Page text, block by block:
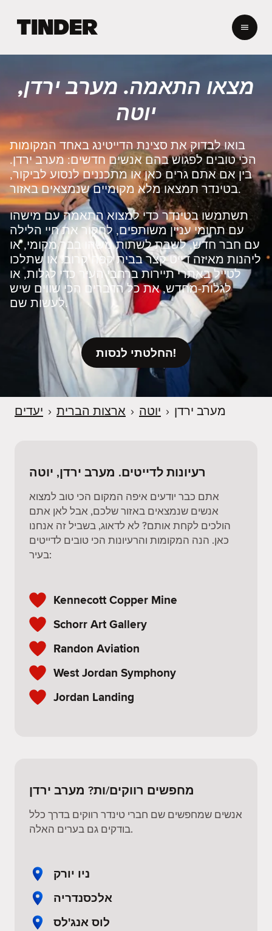
ת
י
נ
ד
ר
מצאו התאמה. מערב ירדן,
יוטה
בואו לבדוק את סצינת הדייטינג באחד המקומות
הכי טובים לפגוש בהם אנשים חדשים: מערב ירדן.
בין אם אתם גרים כאן או מתכננים לנסוע לביקור,
בטינדר תמצאו מלא מקומיים שנמצאים באזור.
תשתמשו בטינדר כדי למצוא התאמה עם מישהו
עם תחומי עניין משותפים, לחקור את חיי הלילה
עם חבר חדש, לשבת לשתות משהו בבר מקומי, או
ליהנות מאיזה דייט קצר בבית קפה קרוב. או שתלכו
לטייל באתרי תיירות ברחבי העיר כדי לגלות, או
לגלות‑מחדש, את כל הדברים הכי שווים שיש
לעשות שם.
החלטתי לנסות!
יעדים › ארצות הברית › יוטה › מערב ירדן
רעיונות לדייטים. מערב ירדן, יוטה
אתם כבר יודעים איפה המקום הכי טוב למצוא
אנשים שנמצאים באזור שלכם, אבל לאן אתם
הולכים לקחת אותם? לא לדאוג, בשביל זה אנחנו
כאן. הנה המקומות והרעיונות הכי טובים לדייטים
בעיר:
Kennecott Copper Mine
Schorr Art Gallery
Randon Aviation
West Jordan Symphony
Jordan Landing
מחפשים רווקים/ות? מערב ירדן
אנשים שמחפשים שם חברי טינדר רווקים בדרך כלל
בודקים גם בערים האלה.
ניו יורק
אלכסנדריה
לוס אנג'לס